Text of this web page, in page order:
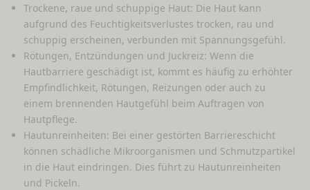
Trockene, raue und schuppige Haut: Die Haut kann
aufgrund des Feuchtigkeitsverlustes trocken, rau und
schuppig erscheinen, verbunden mit Spannungsgefühl.
Rötungen, Entzündungen und Juckreiz: Wenn die
Hautbarriere geschädigt ist, kommt es häufig zu erhöhter
Empfindlichkeit, Rötungen, Reizungen oder auch zu
einem brennenden Hautgefühl beim Auftragen von
Hautpflege.
Hautunreinheiten: Bei einer gestörten Barriereschicht
können schädliche Mikroorganismen und Schmutzpartikel
in die Haut eindringen. Dies führt zu Hautunreinheiten
und Pickeln.